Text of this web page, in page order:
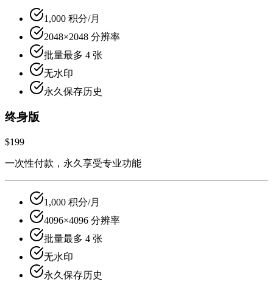
1,000 积分/月
2048×2048 分辨率
批量最多 4 张
无水印
永久保存历史
终身版
$199
一次性付款，永久享受专业功能
1,000 积分/月
4096×4096 分辨率
批量最多 4 张
无水印
永久保存历史